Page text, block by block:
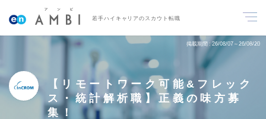
若手ハイキャリアのスカウト転職
掲載期間 26/08/07～26/08/20
【リモートワーク可能&フレック
ス・統計解析職】正義の味方募
集！